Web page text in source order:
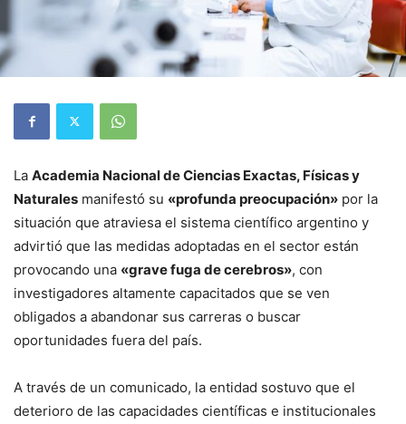
La Academia Nacional de Ciencias Exactas, Físicas y
Naturales manifestó su «profunda preocupación» por la
situación que atraviesa el sistema científico argentino y
advirtió que las medidas adoptadas en el sector están
provocando una «grave fuga de cerebros», con
investigadores altamente capacitados que se ven
obligados a abandonar sus carreras o buscar
oportunidades fuera del país.
A través de un comunicado, la entidad sostuvo que el
deterioro de las capacidades científicas e institucionales